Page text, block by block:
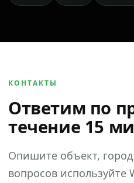
КОНТАКТЫ
Ответим по
течение 15
Опишите объект,
вопросов используйте